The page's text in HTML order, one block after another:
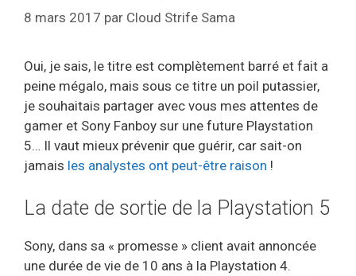
8 mars 2017 par Cloud Strife Sama
Oui, je sais, le titre est complètement barré et fait a
peine mégalo, mais sous ce titre un poil putassier,
je souhaitais partager avec vous mes attentes de
gamer et Sony Fanboy sur une future Playstation
5… Il vaut mieux prévenir que guérir, car sait-on
jamais les analystes ont peut-être raison !
La date de sortie de la Playstation 5
Sony, dans sa « promesse » client avait annoncée
une durée de vie de 10 ans à la Playstation 4.